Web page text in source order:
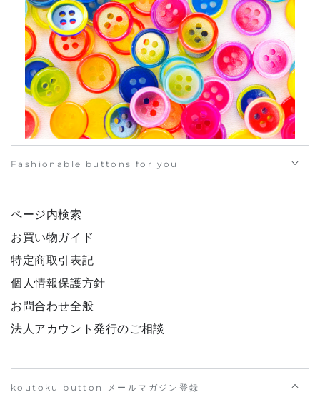
Fashionable buttons for you
ページ内検索
お買い物ガイド
特定商取引表記
個人情報保護方針
お問合わせ全般
法人アカウント発行のご相談
koutoku button メールマガジン登録